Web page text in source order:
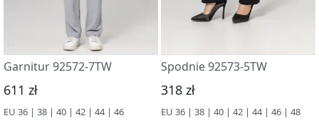
Garnitur 92572-7TW
611 zł
EU 36 | 38 | 40 | 42 | 44 | 46
Spodnie 92573-5TW
318 zł
EU 36 | 38 | 40 | 42 | 44 | 46 | 48